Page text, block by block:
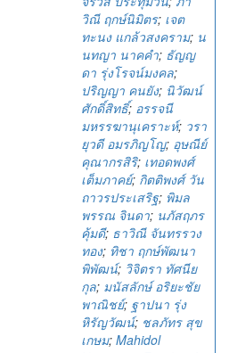
วิณี ฤกษ์นิมิตร; เจต
ทะนง แกล้วสงคราม; น
นทญา นาคคำ; ธัญญ
ดา รุ่งโรจน์มงคล;
ปริญญา คนยัง; นิวัฒน์
ศักดิ์สิทธิ์; อรรจนี
มหรรฆานุเคราะห์; วรา
ยุวดี อมรภิญโญ; อุษณีย์
คุณากรสิริ; เทอดพงศ์
เต็มภาคย์; กิตติพงศ์ วัน
ถาวรประเสริฐ; พิมล
พรรณ จินดา; นภัสฤภร
คุ้มดี; ธาวิณี จันทรรวง
ทอง; ทิชา ฤกษ์พัฒนา
พิพัฒน์; วิจิตรา ทัศนีย
กุล; มนัสลักษ์ อริยะชัย
พาณิชย์; ฐาปนา รุ่ง
หิรัญวัฒน์; ชลภัทร สุข
เกษม; Mahidol